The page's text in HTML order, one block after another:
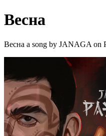
Весна
Весна a song by JANAGA on